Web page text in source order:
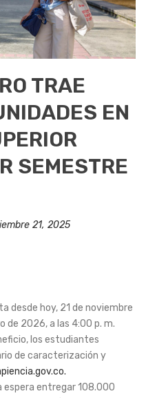
TRAE
EN
SEMESTRE
21, 2025
desde hoy, 21 de noviembre
de 2026, a las 4:00 p. m.
los estudiantes
de caracterización y
espera entregar 108.000